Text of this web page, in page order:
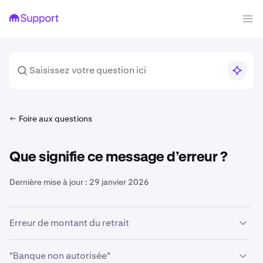
Foire aux questions
Que signifie ce message d’erreur ?
Dernière mise à jour : 29 janvier 2026
Erreur de montant du retrait
Cette erreur se produit lorsque le montant saisi dans le
"Banque non autorisée"